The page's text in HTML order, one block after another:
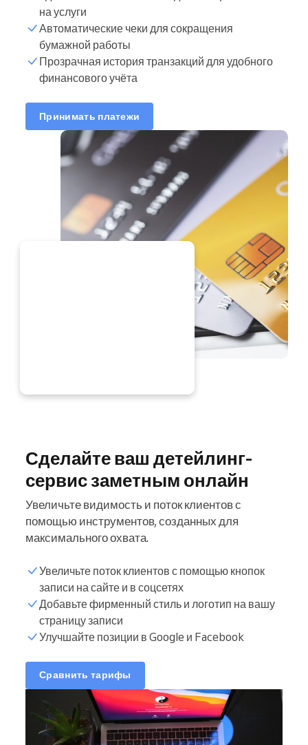
на услуги
Автоматические чеки для сокращения
бумажной работы
Прозрачная история транзакций для удобного
финансового учёта
Принимать платежи
Сделайте ваш детейлинг-
сервис заметным онлайн
Увеличьте видимость и поток клиентов с
помощью инструментов, созданных для
максимального охвата.
Увеличьте поток клиентов с помощью кнопок
записи на сайте и в соцсетях
Добавьте фирменный стиль и логотип на вашу
страницу записи
Улучшайте позиции в Google и Facebook
Сравнить тарифы